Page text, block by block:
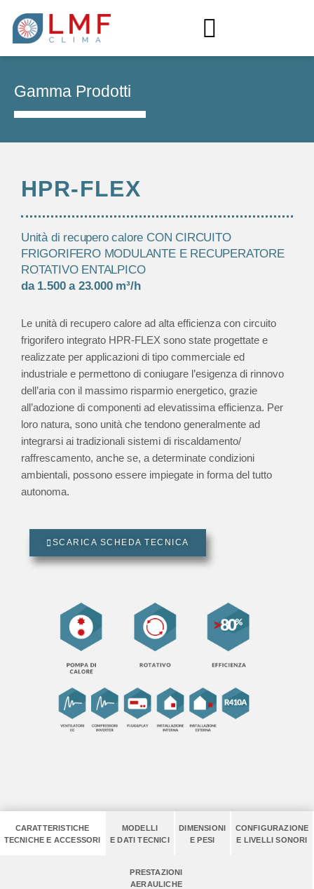
Gamma Prodotti
HPR-FLEX
Unità di recupero calore CON CIRCUITO
FRIGORIFERO MODULANTE E RECUPERATORE
ROTATIVO ENTALPICO
da 1.500 a 23.000 m³/h
Le unità di recupero calore ad alta efficienza con circuito
frigorifero integrato HPR-FLEX sono state progettate e
realizzate per applicazioni di tipo commerciale ed
industriale e permettono di coniugare l’esigenza di rinnovo
dell’aria con il massimo risparmio energetico, grazie
all’adozione di componenti ad elevatissima efficienza. Per
loro natura, sono unità che tendono generalmente ad
integrarsi ai tradizionali sistemi di riscaldamento/
raffrescamento, anche se, a determinate condizioni
ambientali, possono essere impiegate in forma del tutto
autonoma.
SCARICA SCHEDA TECNICA
CARATTERISTICHE
TECNICHE E ACCESSORI
MODELLI
E DATI TECNICI
DIMENSIONI
E PESI
CONFIGURAZIONE
E LIVELLI SONORI
PRESTAZIONI
AERAULICHE